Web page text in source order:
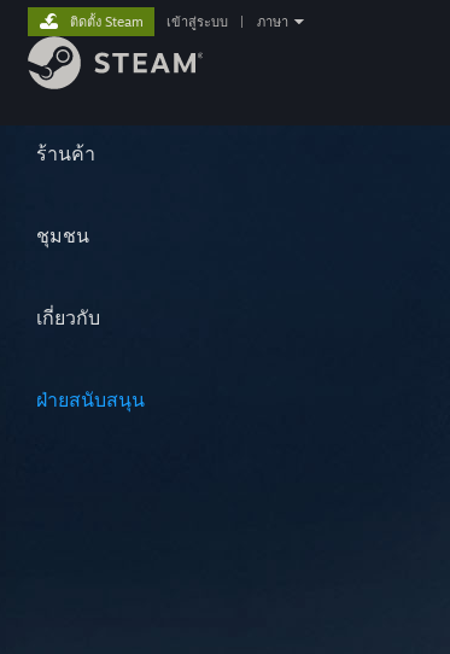
ร้านค้า
ชุมชน
เกี่ยวกับ
ฝ่ายสนับสนุน
ติดตั้ง Steam เข้าสู่ระบบ ภาษา